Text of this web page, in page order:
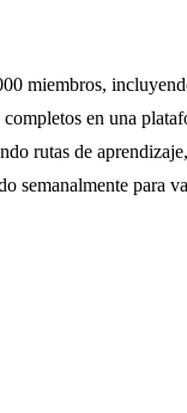
miembros,
en una
rutas de
semanalmente para